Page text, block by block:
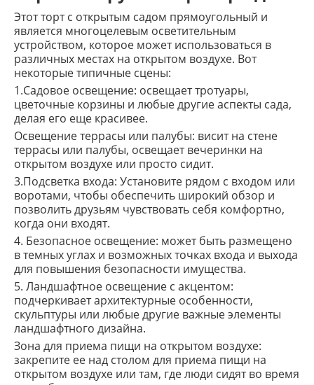
Этот торт с открытым садом прямоугольный и
является многоцелевым осветительным
устройством, которое может использоваться в
различных местах на открытом воздухе. Вот
некоторые типичные сцены:
1.Садовое освещение: освещает тротуары,
цветочные корзины и любые другие аспекты сада,
делая его еще красивее.
Освещение террасы или палубы: висит на стене
террасы или палубы, освещает вечеринки на
открытом воздухе или просто сидит.
3.Подсветка входа: Установите рядом с входом или
воротами, чтобы обеспечить широкий обзор и
позволить друзьям чувствовать себя комфортно,
когда они входят.
4. Безопасное освещение: может быть размещено
в темных углах и возможных точках входа и выхода
для повышения безопасности имущества.
5. Ландшафтное освещение с акцентом:
подчеркивает архитектурные особенности,
скульптуры или любые другие важные элементы
ландшафтного дизайна.
Зона для приема пищи на открытом воздухе:
закрепите ее над столом для приема пищи на
открытом воздухе или там, где люди сидят во время